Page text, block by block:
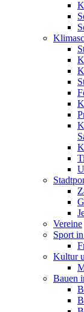
Vereine
Sport
Kultur
Bauen